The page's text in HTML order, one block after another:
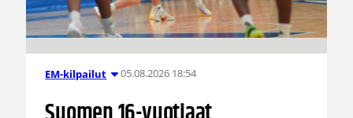
EM-kilpailut 05.08.2026 18:54